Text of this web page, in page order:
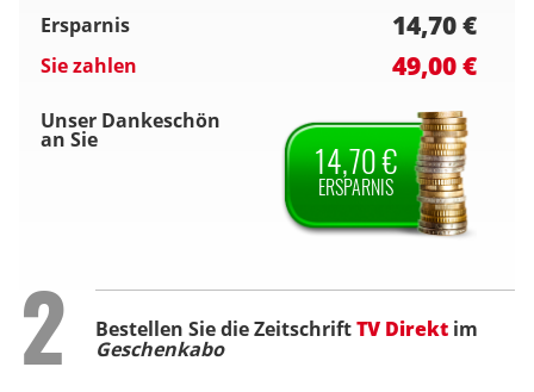
Ersparnis 14,70 €
Sie zahlen 49,00 €
Unser Dankeschön
an Sie 14,70 €
ERSPARNIS
Step
2 Bestellen Sie die ZeitschriftTV Direkt im
Geschenkabo